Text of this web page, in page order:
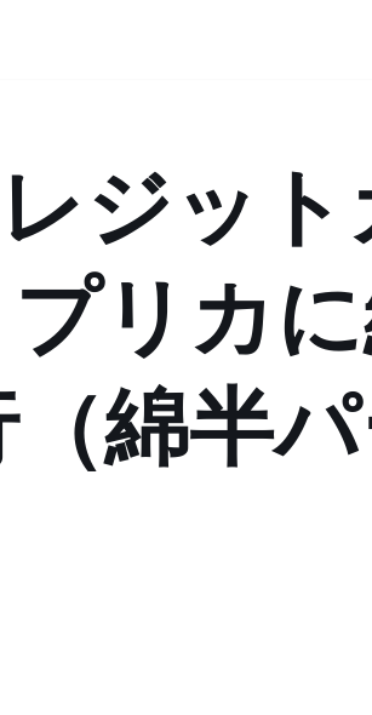
ジッ
リカ
綿半